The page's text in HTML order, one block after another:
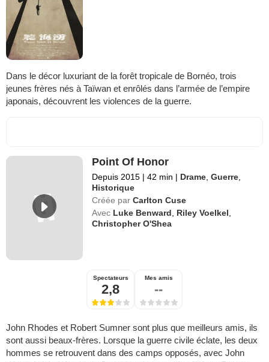
Dans le décor luxuriant de la forêt tropicale de Bornéo, trois
jeunes frères nés à Taïwan et enrôlés dans l’armée de l’empire
japonais, découvrent les violences de la guerre.
Point Of Honor
Depuis 2015 | 42 min | Drame ,Guerre
Historique
Créée par Carlton Cuse
Avec Luke Benward Riley Voelkel
Christopher O'Shea
Spectateurs
2,8
Mes amis
--
John Rhodes et Robert Sumner sont plus que meilleurs amis, ils
sont aussi beaux-frères. Lorsque la guerre civile éclate, les deux
hommes se retrouvent dans des camps opposés, avec John